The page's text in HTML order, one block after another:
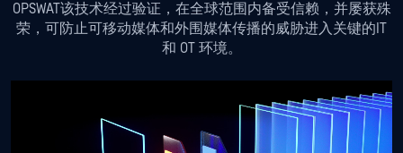
OPSWAT该技术经过验证，在全球范围内备受信赖，并屡获殊
荣，可防止可移动媒体和外围媒体传播的威胁进入关键的IT
和 OT 环境。